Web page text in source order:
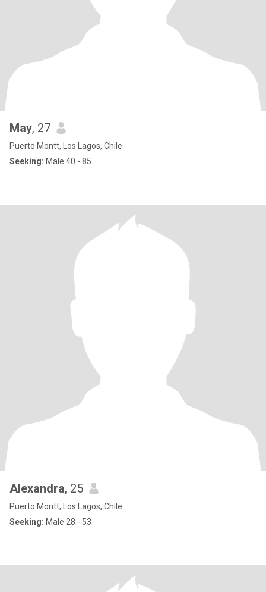
May, 27
Puerto Montt, Los Lagos, Chile
Seeking: Male 40 - 85
Alexandra, 25
Puerto Montt, Los Lagos, Chile
Seeking: Male 28 - 53